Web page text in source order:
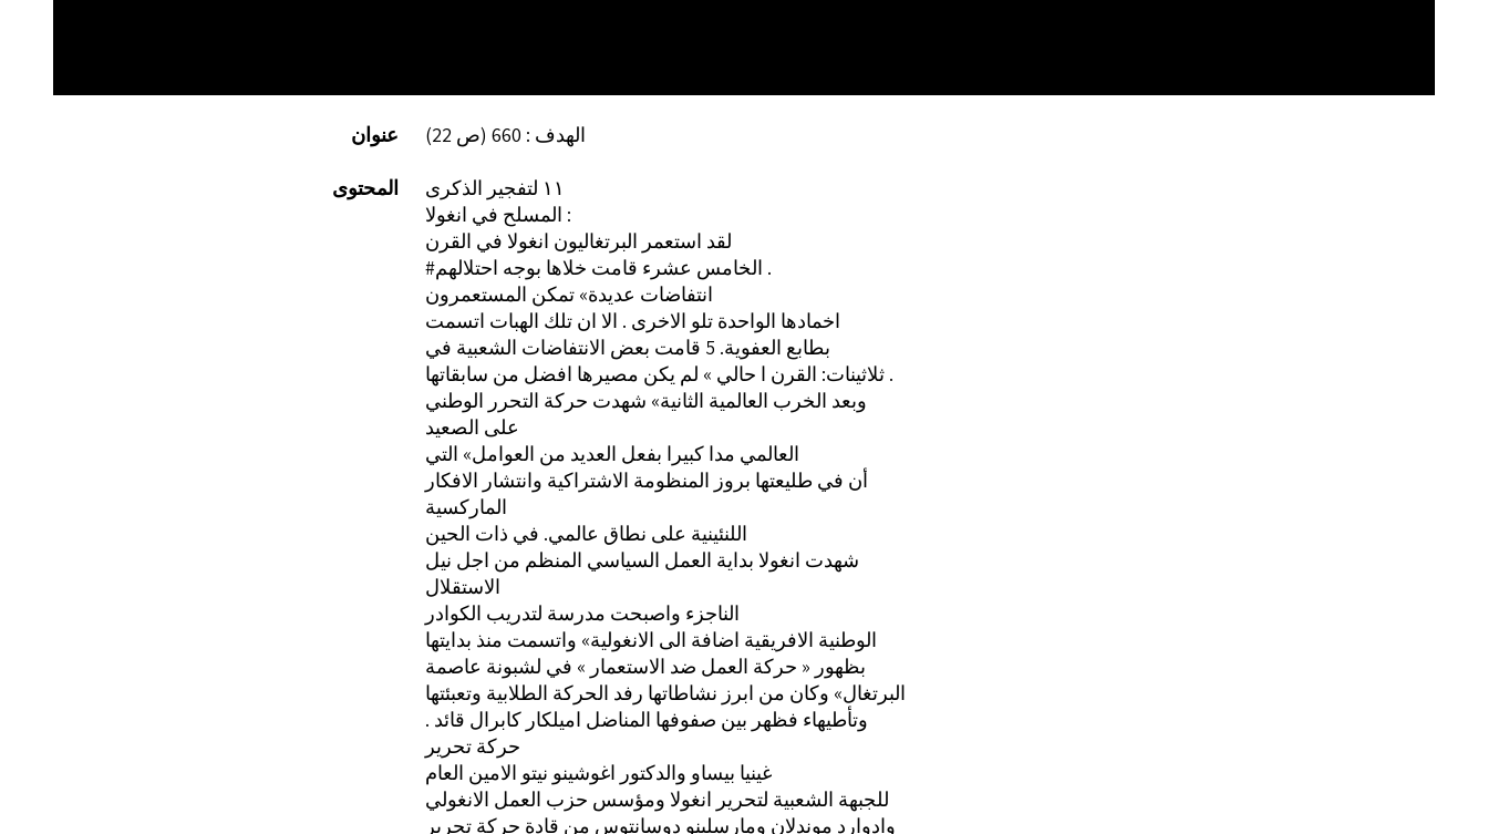
عنوان الهدف : 660 (ص 22)
المحتوى
الذكرى ‎١١‏ لتفجير
المسلح في انغولا :
لقد استعمر البرتغاليون انغولا في القرن
#الخامس عشرء قامت خلاها بوجه احتلالهم .
انتفاضات عديدة» تمكن المستعمرون
اخمادها الواحدة تلو الاخرى . الا ان تلك الهبات اتسمت
بطابع العفوية. 5 قامت بعض الانتفاضات الشعبية في
ثلاثينات: القرن ا حالي » لم يكن مصيرها افضل من سابقاتها .
وبعد الخرب العالمية الثانية» شهدت حركة التحرر الوطني
على الصعيد
العالمي مدا كبيرا بفعل العديد من العوامل» التي
أن في طليعتها بروز المنظومة الاشتراكية وانتشار الافكار
الماركسية
اللنئينية على نطاق عالمي. في ذات الحين
شهدت انغولا بداية العمل السياسي المنظم من اجل نيل
الاستقلال
الناجزء واصبحت مدرسة لتدريب الكوادر
الوطنية الافريقية اضافة الى الانغولية» واتسمت منذ بدايتها
بظهور « حركة العمل ضد الاستعمار » في لشبونة عاصمة
البرتغال» وكان من ابرز نشاطاتها رفد الحركة الطلابية وتعبئتها
. وتأطيهاء فظهر بين صفوفها المناضل اميلكار كابرال قائد
حركة تحرير
غينيا بيساو والدكتور اغوشينو نيتو الامين العام
للجبهة الشعبية لتحرير انغولا ومؤسس حزب العمل الانغولي
وادوارد موندلان ومارسلينو دوسانتوس من قادة حركة تحرير